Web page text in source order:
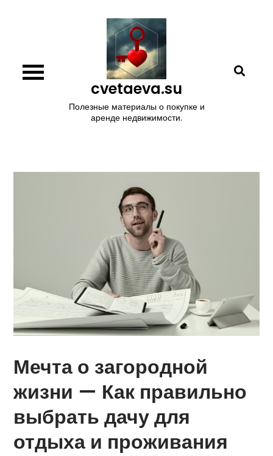
cvetaeva.su
Полезные материалы о покупке и
аренде недвижимости.
Мечта о загородной
жизни — Как правильно
выбрать дачу для
отдыха и проживания